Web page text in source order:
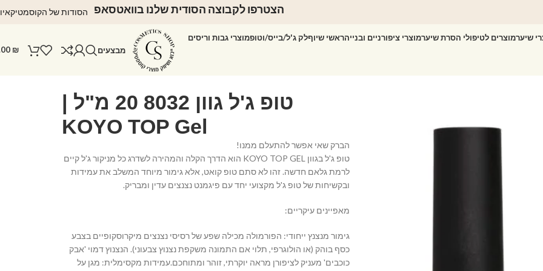
הצטרפו לקבוצה הסודית שלנו בוואטסאפ הסודות של
שיערמוצרים לטיפולי הסרת שיערמוצרי ציפורניים ובנייהראשי שיוףלק ג'ל/בייס/וטופמוצרי גבות וריסים
מבצעים ₪
טופ ג'ל גוון 8032 20 מ"ל |
KOYO TOP Gel
הברק שאי אפשר להתעלם ממנו!
טופ ג'ל בגוון KOYO TOP GEL הוא הדרך הקלה והמהירה לשדרג כל מניקור ג'ל קיים
לרמת גלאם חדשה. זהו לא סתם טופ קואט, אלא גימור מיוחד המשלב את עמידות
ובקשיחות של טופ ג'ל מקצועי יחד עם פיגמנט נצנצים עדין ומבריק.
מאפיינים עיקריים:
גימור מנצנץ ייחודי: הפורמולה מכילה שפע של רסיסי נצנצים מיקרוסקופיים בצבע
כסף בוהק (או הולוגרפי, תלוי אם התמונה משקפת נצנוץ צבעוני). הנצנוץ דמוי 'אבק
כוכבים' מעניק לציפורן מראה יוקרתי, זוהר ומתוחכם.עמידות מקסימלית: מגן על